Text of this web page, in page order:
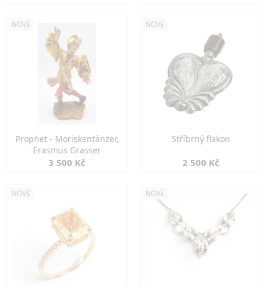
NOVÉ
Prophet - Moriskentänzer,
Erasmus Grasser
3 500 Kč
NOVÉ
Stříbrný flakon
2 500 Kč
NOVÉ NOVÉ